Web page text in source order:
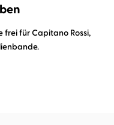
frei für Capitano Rossi,